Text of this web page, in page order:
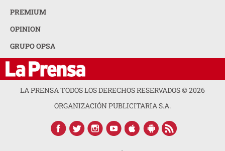
PREMIUM
OPINION
GRUPO OPSA
LA PRENSA TODOS LOS DERECHOS RESERVADOS ©2026
ORGANIZACIÓN PUBLICITARIA S.A.